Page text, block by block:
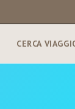
CERCA